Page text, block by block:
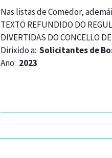
Nas listas de Comedor,
TEXTO REFUNDIDO DO
DIVERTIDAS DO CONCELLO
Dirixido a: Solicitantes de
Ano: 2023